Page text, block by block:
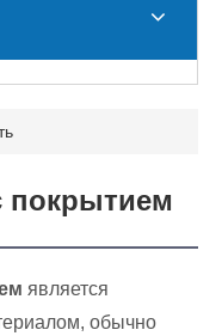
покрытием
является
обычно